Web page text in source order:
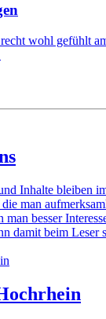
wohl gefühlt
Inhalte bleiben
man
besser
damit beim